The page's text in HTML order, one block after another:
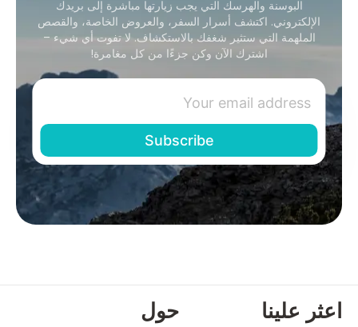
البوسنة والهرسك التي يجب زيارتها مباشرة إلى بريدك
الإلكتروني. اكتشف أسرار السفر، والعروض الخاصة، والقصص
الملهمة التي ستثير شغفك بالاستكشاف. لا تفوت أي شيء –
اشترك الآن وكن جزءًا من كل مغامرة!
اعثر علينا حول